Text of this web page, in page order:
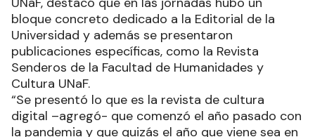
bloque concreto dedicado a la Editorial de la
Universidad y además se presentaron
publicaciones específicas, como la Revista
Senderos de la Facultad de Humanidades y
Cultura UNaF.
“Se presentó lo que es la revista de cultura
digital –agregó- que comenzó el año pasado con
la pandemia y que quizás el año que viene sea en